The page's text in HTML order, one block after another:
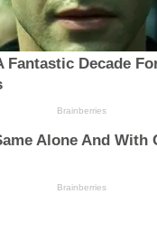
Fantastic Decade
Brainberries
Alone And With
Brainberries